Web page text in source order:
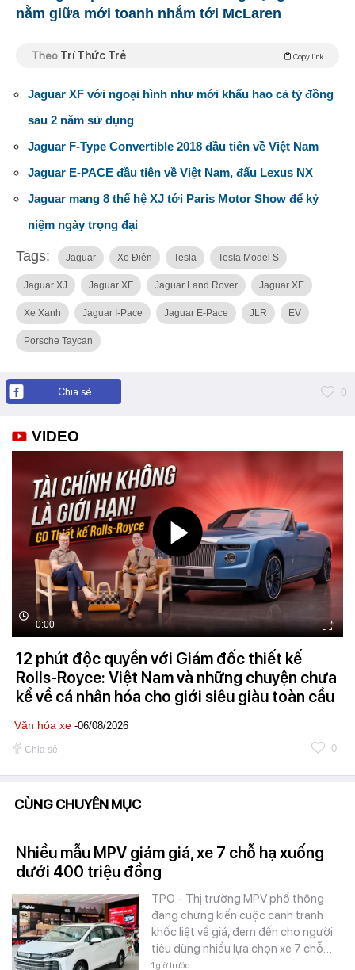
nằm giữa mới toanh nhắm tới McLaren
Theo Trí Thức Trẻ Copy link
Jaguar XF với ngoại hình như mới khấu hao cả tỷ đồng
sau 2 năm sử dụng
Jaguar F-Type Convertible 2018 đầu tiên về Việt Nam
Jaguar E-PACE đầu tiên về Việt Nam, đấu Lexus NX
Jaguar mang 8 thế hệ XJ tới Paris Motor Show để kỷ
niệm ngày trọng đại
Tags: Jaguar Xe Điện Tesla Tesla Model S
Jaguar XJ Jaguar XF Jaguar Land Rover Jaguar XE
Xe Xanh Jaguar I-Pace Jaguar E-Pace JLR EV
Porsche Taycan
Chia sẻ 0
VIDEO
0:00
12 phút độc quyền với Giám đốc thiết kế
Rolls-Royce: Việt Nam và những chuyện chưa
kể về cá nhân hóa cho giới siêu giàu toàn cầu
Văn hóa xe -06/08/2026
Chia sẻ 0
CÙNG CHUYÊN MỤC
Nhiều mẫu MPV giảm giá, xe 7 chỗ hạ xuống
dưới 400 triệu đồng
TPO - Thị trường MPV phổ thông
đang chứng kiến cuộc cạnh tranh
khốc liệt về giá, đem đến cho người
tiêu dùng nhiều lựa chọn xe 7 chỗ…
1 giờ trước